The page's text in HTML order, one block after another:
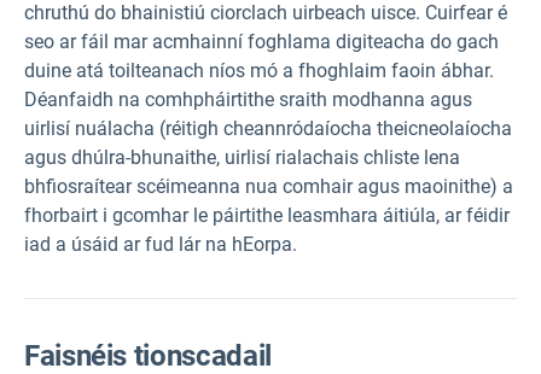
chruthú do bhainistiú ciorclach uirbeach uisce. Cuirfear é
seo ar fáil mar acmhainní foghlama digiteacha do gach
duine atá toilteanach níos mó a fhoghlaim faoin ábhar.
Déanfaidh na comhpháirtithe sraith modhanna agus
uirlisí nuálacha (réitigh cheannródaíocha theicneolaíocha
agus dhúlra-bhunaithe, uirlisí rialachais chliste lena
bhfiosraítear scéimeanna nua comhair agus maoinithe) a
fhorbairt i gcomhar le páirtithe leasmhara áitiúla, ar féidir
iad a úsáid ar fud lár na hEorpa.
Faisnéis tionscadail